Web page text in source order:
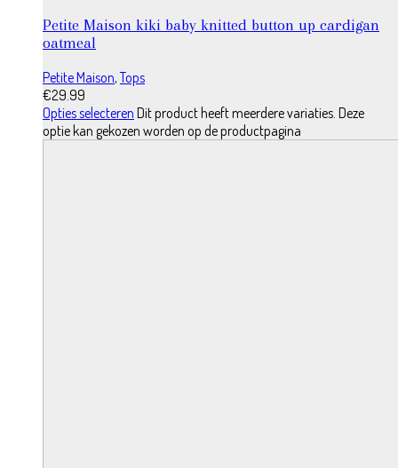
Petite Maison kiki baby knitted button up cardigan
oatmeal
Petite Maison,Tops
€29.99
Opties selecteren Dit product heeft meerdere variaties. Deze
optie kan gekozen worden op de productpagina